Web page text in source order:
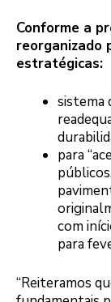
Conforme a
reorganizado
estratégicas:
sistema
para
com
para
“Reiteramos